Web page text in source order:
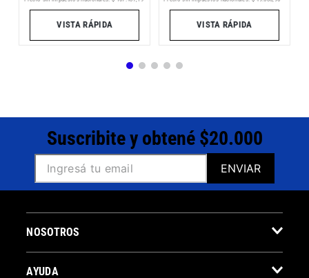
VISTA RÁPIDA VISTA RÁPIDA
Suscribite y obtené $20.000
ENVIAR
NOSOTROS
AYUDA